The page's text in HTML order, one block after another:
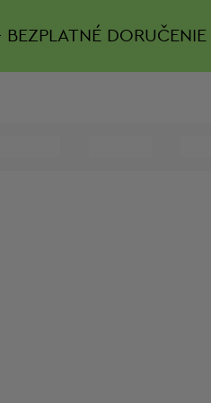
BEZPLATNÉ DORUČENIE